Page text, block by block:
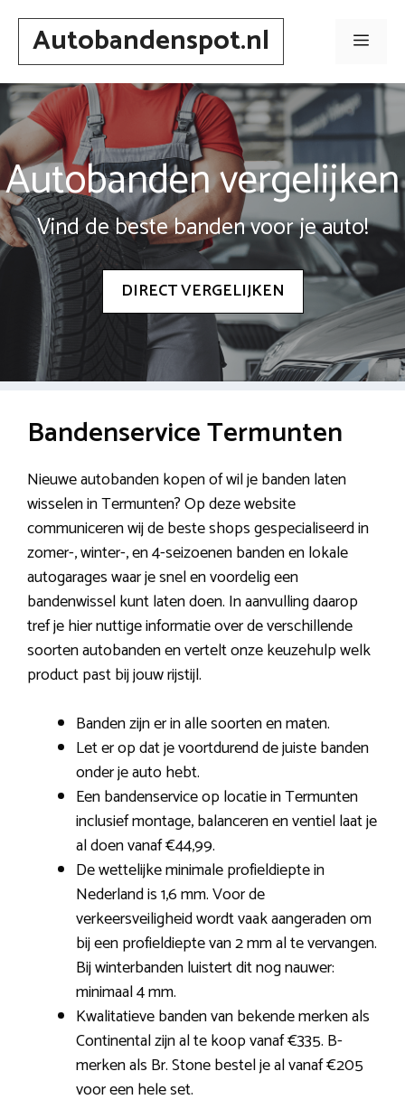
Spring
inhoudAutobandenspot.nl Menu
Autobanden vergelijken
Vind de beste banden voor je auto!
DIRECT VERGELIJKEN
Bandenservice Termunten
Nieuwe autobanden kopen of wil je banden laten
wisselen in Termunten? Op deze website
communiceren wij de beste shops gespecialiseerd in
zomer-, winter-, en 4-seizoenen banden en lokale
autogarages waar je snel en voordelig een
bandenwissel kunt laten doen. In aanvulling daarop
tref je hier nuttige informatie over de verschillende
soorten autobanden en vertelt onze keuzehulp welk
product past bij jouw rijstijl.
Banden zijn er in alle soorten en maten.
Let er op dat je voortdurend de juiste banden
onder je auto hebt.
Een bandenservice op locatie in Termunten
inclusief montage, balanceren en ventiel laat je
al doen vanaf €44,99.
De wettelijke minimale profieldiepte in
Nederland is 1,6 mm. Voor de
verkeersveiligheid wordt vaak aangeraden om
bij een profieldiepte van 2 mm al te vervangen.
Bij winterbanden luistert dit nog nauwer:
minimaal 4 mm.
Kwalitatieve banden van bekende merken als
Continental zijn al te koop vanaf €335. B-
merken als Br. Stone bestel je al vanaf €205
voor een hele set.